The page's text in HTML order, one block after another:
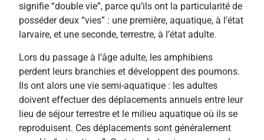
signifie “double vie”, parce qu’ils ont la particularité de
posséder deux “vies” : une première, aquatique, à l’état
larvaire, et une seconde, terrestre, à l’état adulte.
Lors du passage à l’âge adulte, les amphibiens
perdent leurs branchies et développent des poumons.
Ils ont alors une vie semi-aquatique : les adultes
doivent effectuer des déplacements annuels entre leur
lieu de séjour terrestre et le milieu aquatique où ils se
reproduisent. Ces déplacements sont généralement